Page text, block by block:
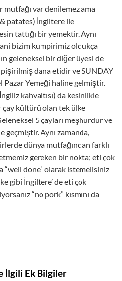
mutfağı var denilemez ama
patates) İngiltere ile
tattığı bir yemektir.Aynı
bizim kumpirimiz oldukça
geleneksel bir diğer üyesi de
pişirilmiş dana etidir ve SUNDAY
Pazar Yemeği haline gelmiştir.
kahvaltısı) da kesinlikle
çay kültürü olan tek ülke
5 çayları meşhurdur ve
Aynı zamanda,
dünya mutfağından farklı
gereken bir nokta; eti çok
“well done” olarak istemelisiniz
gibi İngiltere’ de eti çok
“no pork” kısmını da
İlgili Ek Bilgiler